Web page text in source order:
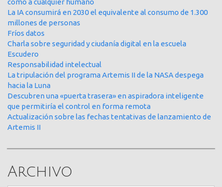
como a cualquier humano
La IA consumirá en 2030 el equivalente al consumo de 1.300
millones de personas
Fríos datos
Charla sobre seguridad y ciudanía digital en la escuela
Escudero
Responsabilidad intelectual
La tripulación del programa Artemis II de la NASA despega
hacia la Luna
Descubren una «puerta trasera» en aspiradora inteligente
que permitiría el control en forma remota
Actualización sobre las fechas tentativas de lanzamiento de
Artemis II
Archivo